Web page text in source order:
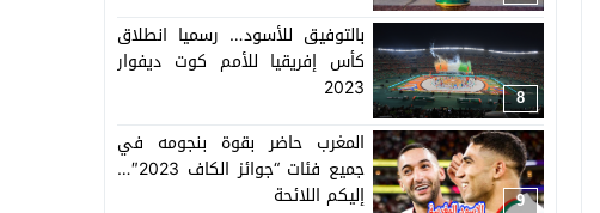
8
بالتوفيق للأسود… رسميا انطلاق
كأس إفريقيا للأمم كوت ديفوار
2023
9
المغرب حاضر بقوة بنجومه في
جميع فئات “جوائز الكاف 2023″…
إليكم اللائحة